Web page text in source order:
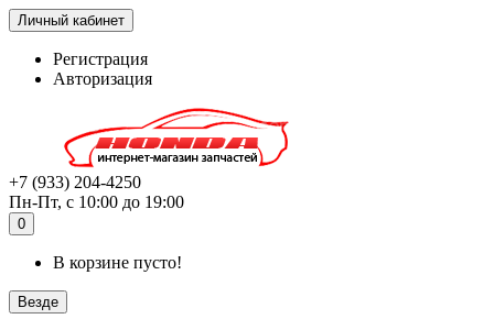
Личный кабинет
Регистрация
Авторизация
+7 (933) 204-4250
Пн-Пт, с 10:00 до 19:00
0
В корзине пусто!
Везде